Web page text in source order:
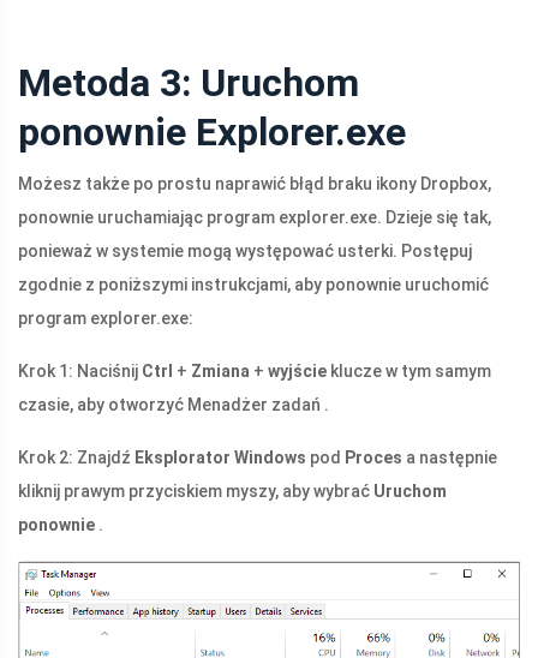
Metoda 3: Uruchom
ponownie Explorer.exe
Możesz także po prostu naprawić błąd braku ikony Dropbox,
ponownie uruchamiając program explorer.exe. Dzieje się tak,
ponieważ w systemie mogą występować usterki. Postępuj
zgodnie z poniższymi instrukcjami, aby ponownie uruchomić
program explorer.exe:
Krok 1: Naciśnij Ctrl + Zmiana + wyjście klucze w tym samym
czasie, aby otworzyć Menadżer zadań .
Krok 2: Znajdź Eksplorator Windows pod Proces a następnie
kliknij prawym przyciskiem myszy, aby wybrać Uruchom
ponownie .